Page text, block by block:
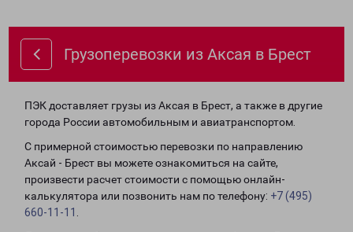
Грузоперевозки из Аксая в Брест
ПЭК доставляет грузы из Аксая в Брест, а также в другие
города России автомобильным и авиатранспортом.
С примерной стоимостью перевозки по направлению
Аксай - Брест вы можете ознакомиться на сайте,
произвести расчет стоимости с помощью онлайн-
калькулятора или позвонить нам по телефону: +7 (495)
660-11-11